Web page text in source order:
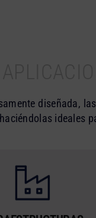
diseñada,
ideales